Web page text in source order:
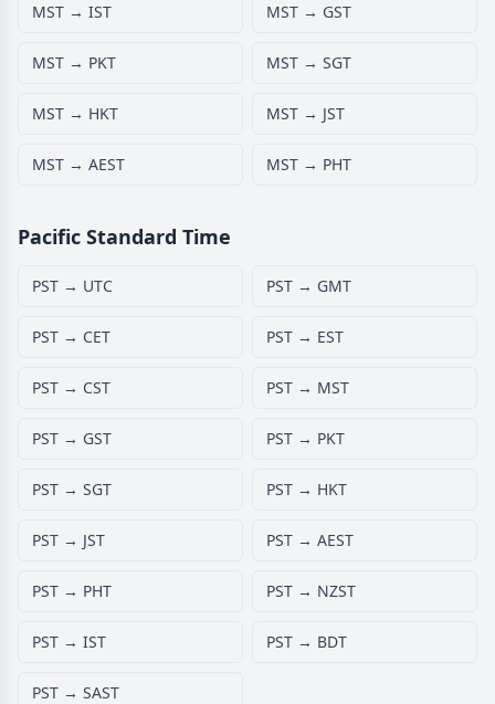
MST → IST MST → GST
MST → PKT MST → SGT
MST → HKT MST → JST
MST → AEST MST → PHT
Pacific Standard Time
PST → UTC PST → GMT
PST → CET PST → EST
PST → CST PST → MST
PST → GST PST → PKT
PST → SGT PST → HKT
PST → JST PST → AEST
PST → PHT PST → NZST
PST → IST PST → BDT
PST → SAST